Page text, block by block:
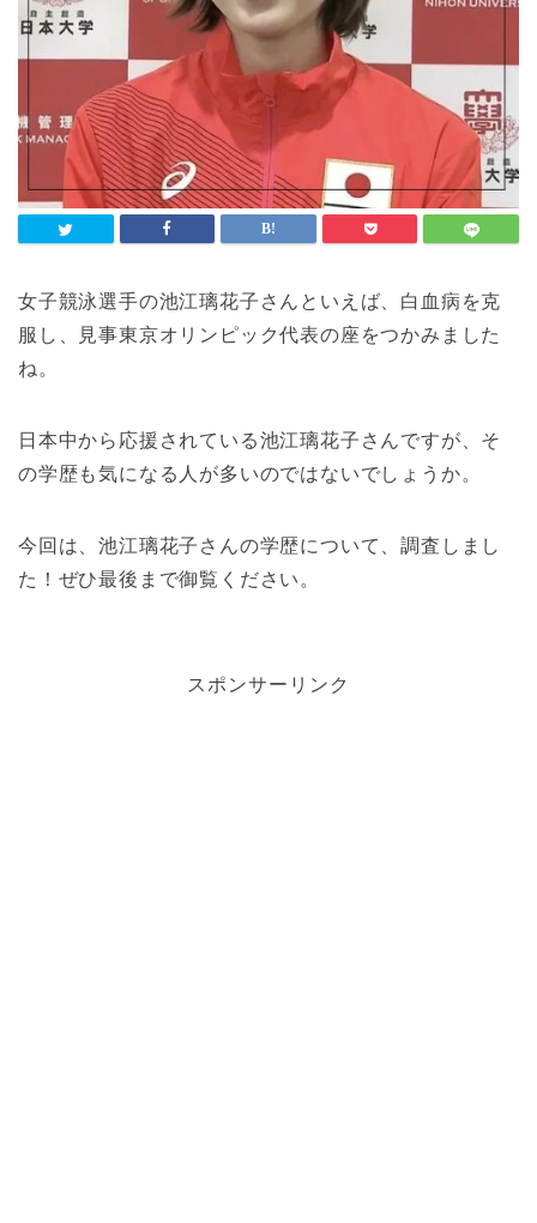
女子競泳選手の池江璃花子さんといえば、白血病を克
服し、見事東京オリンピック代表の座をつかみました
ね。
日本中から応援されている池江璃花子さんですが、そ
の学歴も気になる人が多いのではないでしょうか。
今回は、池江璃花子さんの学歴について、調査しまし
た！ぜひ最後まで御覧ください。
スポンサーリンク